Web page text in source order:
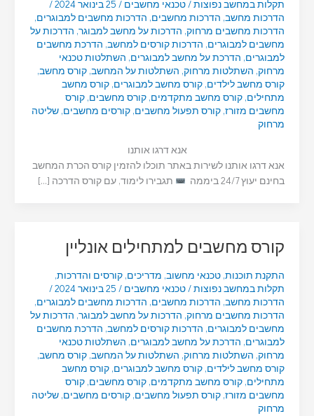
תקלות במחשב נפוצות/טכנאי מחשבים / 25 בינואר 2024
/
הדרכות מחשב, הדרכות מחשבים, הדרכות מחשבים למבוגרים,
הדרכות מחשבים מרחוק, הדרכות על מחשב למבוגר, הדרכות על
מחשבים למבוגרים, הדרכות קורסים למחשב, הדרכת מחשבים
למבוגרים, הדרכת על מחשב למבוגרים, השתלטות טכנאי
מרחוק, השתלטות מרחוק, השתלטות על המחשב, קורס מחשב,
קורס מחשב לילדים, קורס מחשב למבוגרים, קורס מחשב
מתחילים, קורס מחשב מתקדמים, קורס מחשבים, קורס
מחשבים מזורז, קורס תפעול מחשבים, קורסים מחשבים, שליטה
מרחוק
אנא דרגו אותנו
אנא דרגו אותנו לשירות באתר תוכלו להזמין קורס הכרת המחשב
בחינם יעוץ 24/7 ביממה
תגבירו לימוד, עם קורס הדרכה […]
קורס מחשבים למתחילים אונליין
התקנת תוכנות, טכנאי מחשוב, מדריכים, קורסים והדרכות,
תקלות במחשב נפוצות/טכנאי מחשבים / 25 בינואר 2024
/
הדרכות מחשב, הדרכות מחשבים, הדרכות מחשבים למבוגרים,
הדרכות מחשבים מרחוק, הדרכות על מחשב למבוגר, הדרכות על
מחשבים למבוגרים, הדרכות קורסים למחשב, הדרכת מחשבים
למבוגרים, הדרכת על מחשב למבוגרים, השתלטות טכנאי
מרחוק, השתלטות מרחוק, השתלטות על המחשב, קורס מחשב,
קורס מחשב לילדים, קורס מחשב למבוגרים, קורס מחשב
מתחילים, קורס מחשב מתקדמים, קורס מחשבים, קורס
מחשבים מזורז, קורס תפעול מחשבים, קורסים מחשבים, שליטה
מרחוק